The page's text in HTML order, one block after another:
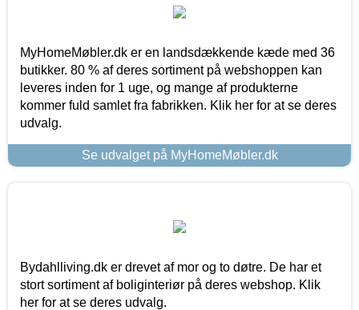
MyHomeMøbler.dk er en landsdækkende kæde med 36
butikker. 80 % af deres sortiment på webshoppen kan
leveres inden for 1 uge, og mange af produkterne
kommer fuld samlet fra fabrikken. Klik her for at se deres
udvalg.
Se udvalget på MyHomeMøbler.dk
Bydahlliving.dk er drevet af mor og to døtre. De har et
stort sortiment af boliginteriør på deres webshop. Klik
her for at se deres udvalg.